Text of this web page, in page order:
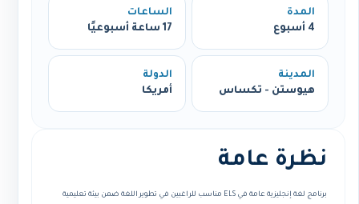
المدة
4 أسبوع
الساعات
17 ساعة أسبوعيًا
المدينة
هيوستن - تكساس
الدولة
أمريكا
نظرة عامة
برنامج لغة إنجليزية عامة في ELS مناسب للراغبين في تطوير اللغة ضمن بيئة تعليمية